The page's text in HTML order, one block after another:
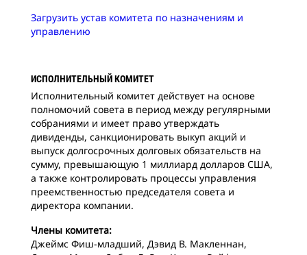
Загрузить устав комитета по назначениям и
управлению
ИСПОЛНИТЕЛЬНЫЙ КОМИТЕТ
Исполнительный комитет действует на основе
полномочий совета в период между регулярными
собраниями и имеет право утверждать
дивиденды, санкционировать выкуп акций и
выпуск долгосрочных долговых обязательств на
сумму, превышающую 1 миллиард долларов США,
а также контролировать процессы управления
преемственностью председателя совета и
директора компании.
Члены комитета:
Джеймс Фиш-младший, Дэвид В. Макленнан,